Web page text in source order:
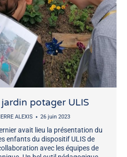
potager ULIS
ALEXIS 26 juin 2023
avait lieu la présentation du
enfants du dispositif ULIS de
avec les équipes de